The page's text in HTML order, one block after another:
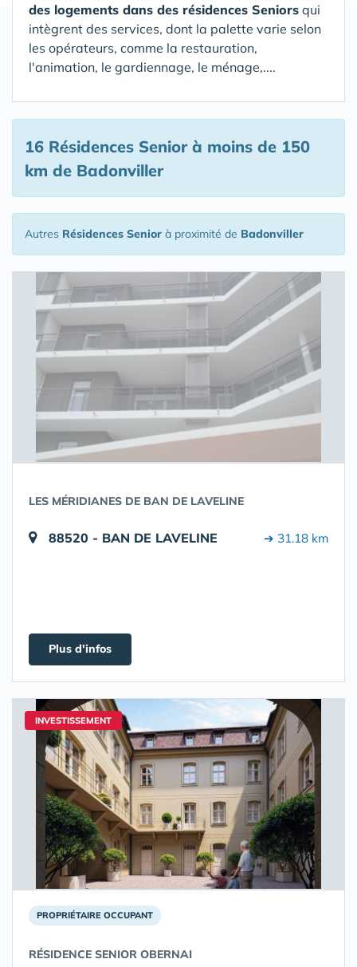
des logements dans des résidences Seniors qui
intègrent des services, dont la palette varie selon
les opérateurs, comme la restauration,
l'animation, le gardiennage, le ménage,....
16 Résidences Seniorà moins de 150
km de Badonviller
Autres Résidences Senior à proximité de Badonviller
LES MÉRIDIANES DE BAN DE LAVELINE
88520 - BAN DE LAVELINE ➔ 31.18 km
Plus d'infos
INVESTISSEMENT
PROPRIÉTAIRE OCCUPANT
RÉSIDENCE SENIOR OBERNAI